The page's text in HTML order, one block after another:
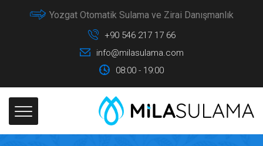
Yozgat Otomatik Sulama ve Zirai Danışmanlık
+90 546 217 17 66
info@milasulama.com
08:00 - 19:00